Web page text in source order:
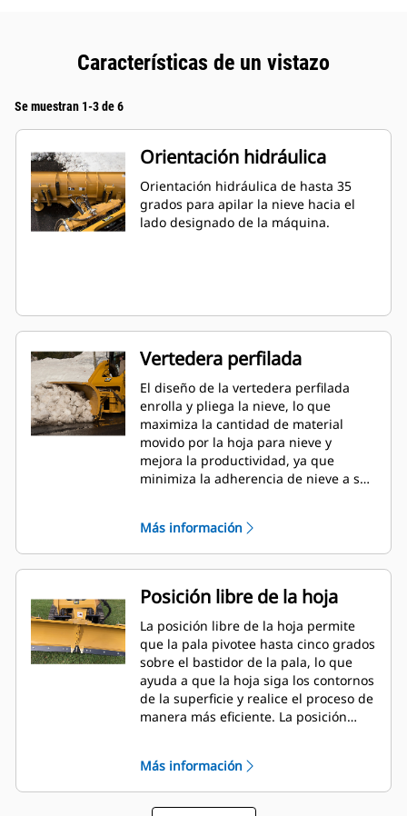
Características de un vistazo
Se muestran 1-3 de 6
Orientación hidráulica
Orientación hidráulica de hasta 35
grados para apilar la nieve hacia el
lado designado de la máquina.
Vertedera perfilada
El diseño de la vertedera perfilada
enrolla y pliega la nieve, lo que
maximiza la cantidad de material
movido por la hoja para nieve y
mejora la productividad, ya que
minimiza la adherencia de nieve a su
Más información
Posición libre de la hoja
La posición libre de la hoja permite
que la pala pivotee hasta cinco grados
sobre el bastidor de la pala, lo que
ayuda a que la hoja siga los contornos
de la superficie y realice el proceso de
manera más eficiente. La posición
herramienta.
Más información